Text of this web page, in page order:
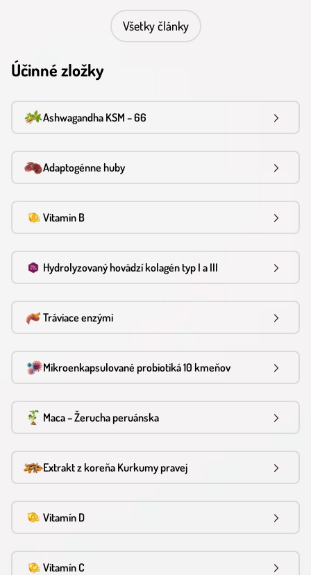
Všetky články
Účinné zložky
Ashwagandha KSM – 66
Adaptogénne huby
Vitamin B
Hydrolyzovaný hovädzí kolagén typ I a III
Tráviace enzými
Mikroenkapsulované probiotiká 10 kmeňov
Maca – Žerucha peruánska
Extrakt z koreňa Kurkumy pravej
Vitamín D
Vitamín C